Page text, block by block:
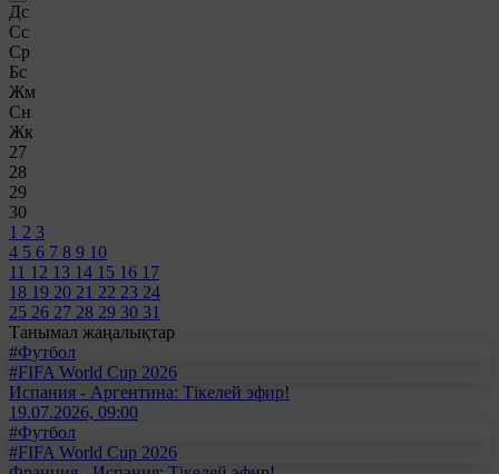
Дс
Сс
Ср
Бс
Жм
Сн
Жк
27
28
29
30
1 2 3
4 5 6 7 8 9 10
11 12 13 14 15 16 17
18 19 20 21 22 23 24
25 26 27 28 29 30 31
Танымал жаңалықтар
#Футбол
#FIFA World Cup 2026
Испания - Аргентина: Тікелей эфир!
19.07.2026, 09:00
#Футбол
#FIFA World Cup 2026